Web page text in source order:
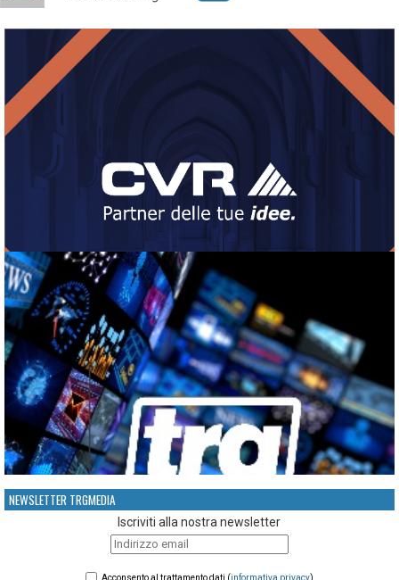
NEWSLETTER TRGMEDIA
Iscriviti alla nostra newsletter
Acconsento al trattamento dati (informativa privacy)